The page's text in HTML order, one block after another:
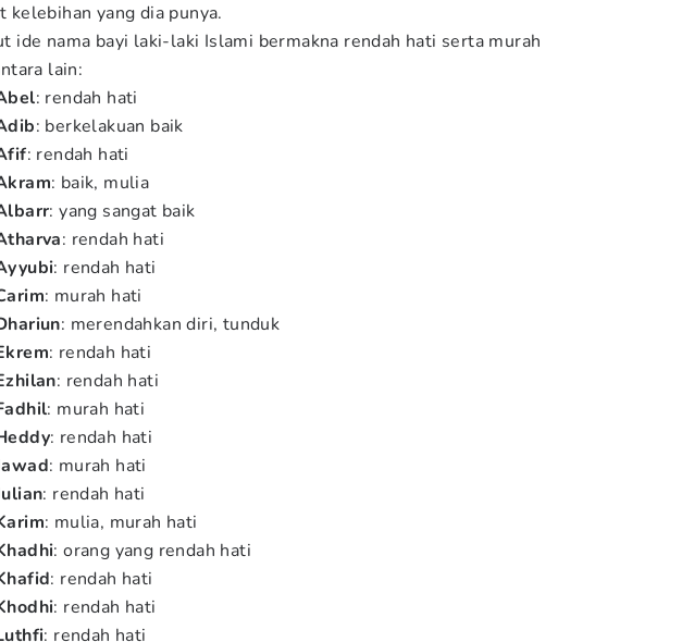
kelebihan yang dia punya.
ide nama bayi laki-laki Islami bermakna rendah hati serta murah
lain:
: rendah hati
: berkelakuan baik
: rendah hati
: baik, mulia
: yang sangat baik
: rendah hati
: rendah hati
: murah hati
: merendahkan diri, tunduk
: rendah hati
: rendah hati
: murah hati
: rendah hati
: murah hati
: rendah hati
: mulia, murah hati
: orang yang rendah hati
: rendah hati
: rendah hati
: rendah hati